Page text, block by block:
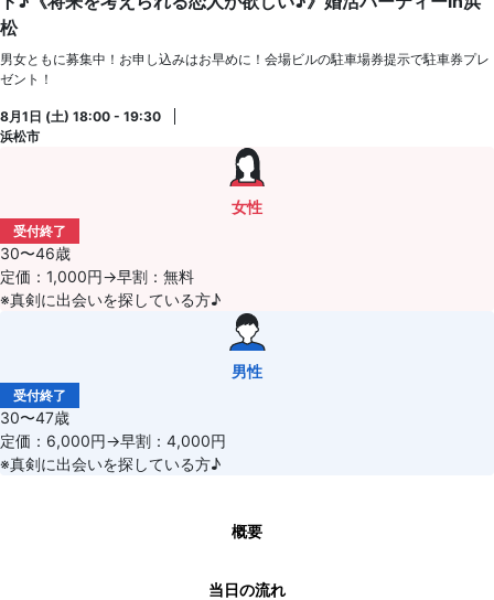
松
男女ともに募集中！お申し込みはお早めに！会場ビルの駐車場券提示で駐車券プレ
ゼント！
8月1日 (土) 18:00 - 19:30
浜松市
女性
受付終了
30〜46歳
定価：1,000円→早割：無料
※真剣に出会いを探している方♪
男性
受付終了
30〜47歳
定価：6,000円→早割：4,000円
※真剣に出会いを探している方♪
概要
当日の流れ